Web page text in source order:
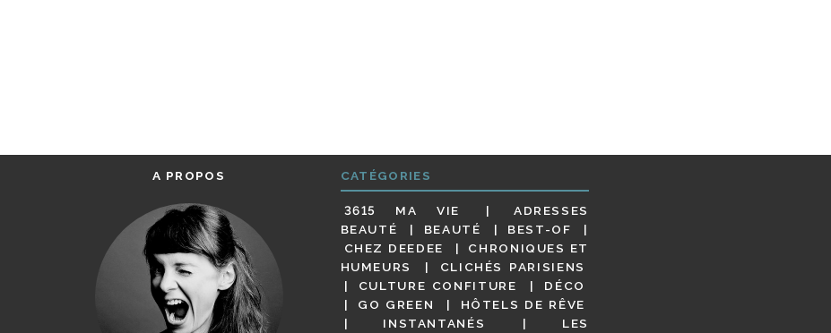
A PROPOS CATÉGORIES
3615 MA VIE
ADRESSES
BEAUTÉ
BEAUTÉ
BEST-OF
CHEZ DEEDEE
CHRONIQUES ET
HUMEURS
CLICHÉS PARISIENS
CULTURE CONFITURE
DÉCO
GO GREEN
HÔTELS DE RÊVE
INSTANTANÉS
LES